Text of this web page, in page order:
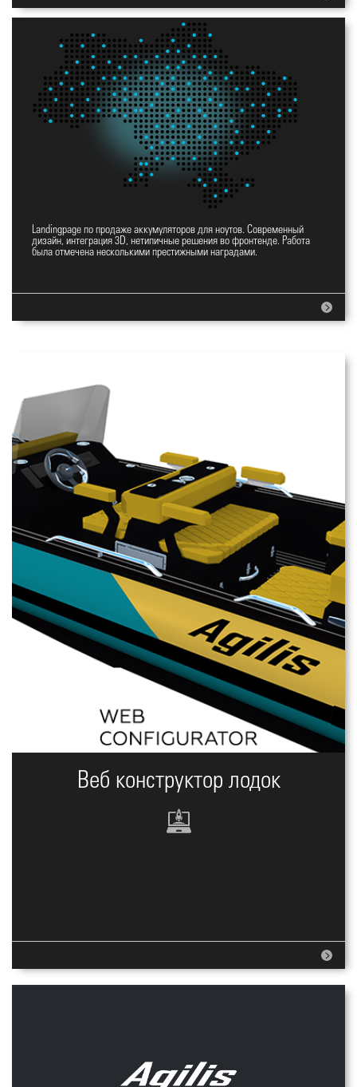
Landingpage YES
Landingpage по продаже аккумуляторов для ноутов. Современный
дизайн, интеграция 3D, нетипичные решения во фронтенде. Работа
была отмечена несколькими престижными наградами.
Веб конструктор лодок